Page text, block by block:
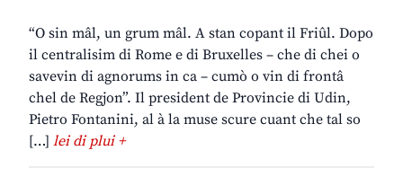
“O sin mâl, un grum mâl. A stan copant il Friûl. Dopo
il centralisim di Rome e di Bruxelles – che di chei o
savevin di agnorums in ca – cumò o vin di frontâ
chel de Regjon”. Il president de Provincie di Udin,
Pietro Fontanini, al à la muse scure cuant che tal so
[…] lei di plui +